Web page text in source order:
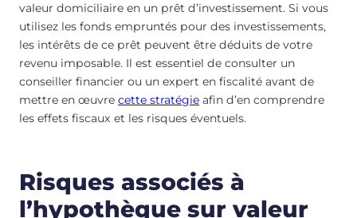
valeur domiciliaire en un prêt d’investissement. Si vous
utilisez les fonds empruntés pour des investissements,
les intérêts de ce prêt peuvent être déduits de votre
revenu imposable. Il est essentiel de consulter un
conseiller financier ou un expert en fiscalité avant de
mettre en œuvre cette stratégie afin d’en comprendre
les effets fiscaux et les risques éventuels.
Risques associés à
l’hypothèque sur valeur